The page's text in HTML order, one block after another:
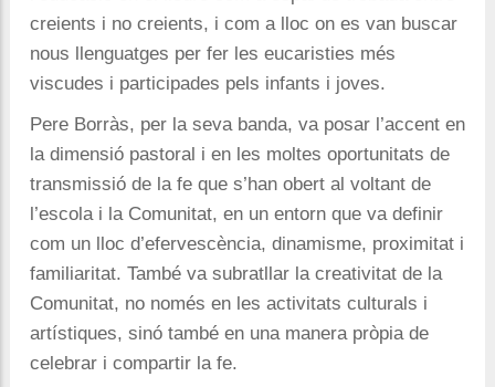
creients i no creients, i com a lloc on es van buscar
nous llenguatges per fer les eucaristies més
viscudes i participades pels infants i joves.
Pere Borràs, per la seva banda, va posar l’accent en
la dimensió pastoral i en les moltes oportunitats de
transmissió de la fe que s’han obert al voltant de
l’escola i la Comunitat, en un entorn que va definir
com un lloc d’efervescència, dinamisme, proximitat i
familiaritat. També va subratllar la creativitat de la
Comunitat, no només en les activitats culturals i
artístiques, sinó també en una manera pròpia de
celebrar i compartir la fe.